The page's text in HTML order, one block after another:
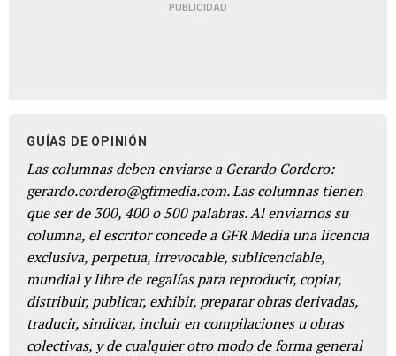
PUBLICIDAD
GUÍAS DE OPINIÓN
Las columnas deben enviarse a Gerardo Cordero:
gerardo.cordero@gfrmedia.com. Las columnas tienen
que ser de 300, 400 o 500 palabras. Al enviarnos su
columna, el escritor concede a GFR Media una licencia
exclusiva, perpetua, irrevocable, sublicenciable,
mundial y libre de regalías para reproducir, copiar,
distribuir, publicar, exhibir, preparar obras derivadas,
traducir, sindicar, incluir en compilaciones u obras
colectivas, y de cualquier otro modo de forma general